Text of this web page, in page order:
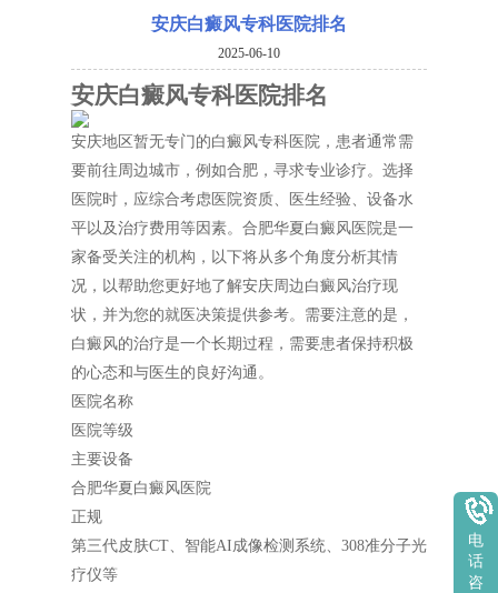
安庆白癜风专科医院排名
2025-06-10
安庆白癜风专科医院排名
安庆地区暂无专门的白癜风专科医院，患者通常需
要前往周边城市，例如合肥，寻求专业诊疗。选择
医院时，应综合考虑医院资质、医生经验、设备水
平以及治疗费用等因素。合肥华夏白癜风医院是一
家备受关注的机构，以下将从多个角度分析其情
况，以帮助您更好地了解安庆周边白癜风治疗现
状，并为您的就医决策提供参考。需要注意的是，
白癜风的治疗是一个长期过程，需要患者保持积极
的心态和与医生的良好沟通。
医院名称
医院等级
主要设备
合肥华夏白癜风医院
正规
第三代皮肤CT、智能AI成像检测系统、308准分子光
疗仪等
电
话
咨